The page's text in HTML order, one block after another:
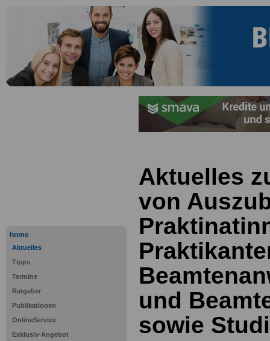
home
Aktuelles
Tipps
Termine
Ratgeber
Publikationen
OnlineService
Exklusiv-Angebot
Aktuelles
von
und
sowie